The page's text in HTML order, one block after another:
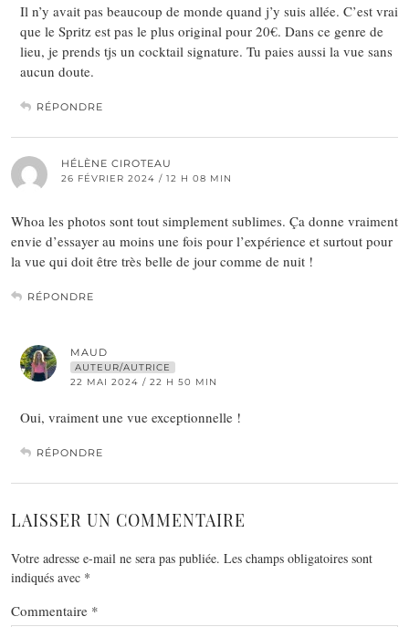
Il n’y avait pas beaucoup de monde quand j’y suis allée. C’est vrai
que le Spritz est pas le plus original pour 20€. Dans ce genre de
lieu, je prends tjs un cocktail signature. Tu paies aussi la vue sans
aucun doute.
RÉPONDRE
HÉLÈNE CIROTEAU
26 FÉVRIER 2024 / 12 H 08 MIN
Whoa les photos sont tout simplement sublimes. Ça donne vraiment
envie d’essayer au moins une fois pour l’expérience et surtout pour
la vue qui doit être très belle de jour comme de nuit !
RÉPONDRE
MAUD
AUTEUR/AUTRICE
22 MAI 2024 / 22 H 50 MIN
Oui, vraiment une vue exceptionnelle !
RÉPONDRE
LAISSER UN COMMENTAIRE
Votre adresse e-mail ne sera pas publiée. Les champs obligatoires sont
indiqués avec *
Commentaire *